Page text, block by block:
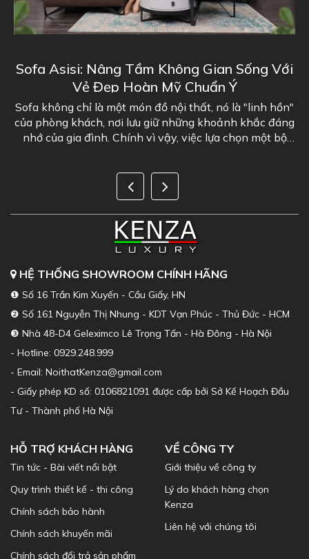
Gian Sống Với
nó là "linh hồn"
khoảnh khắc đáng
lựa chọn một bộ
Sofa Athena – Điểm Nhấn
Không Gian Phòng
Kenza Luxury vừa hoàn thiện và bàn
Athena cho khách hàng, mang đến
hoàn toàn mới cho không gian phòng
HỆ THỐNG SHOWROOM CHÍNH HÃNG
❶ Số 16 Trần Kim Xuyến - Cầu Giấy, HN
❷ Số 161 Nguyễn Thị Nhung - KDT Vạn Phúc - Thủ Đức - HCM
❸ Nhà 48-D4 Geleximco Lê Trọng Tấn - Hà Đông - Hà Nội
- Hotline: 0929.248.999
- Email: NoithatKenza@gmail.com
- Giấy phép KD số: 0106821091 được cấp bởi Sở Kế Hoạch Đầu
Tư - Thành phố Hà Nội
HỖ TRỢ KHÁCH HÀNG
Tin tức - Bài viết nổi bật
Quy trình thiết kế - thi công
Chính sách bảo hành
Chính sách khuyến mãi
Chính sách đổi trả sản phẩm
VỀ CÔNG TY
Giới thiệu về công ty
Lý do khách hàng chọn
Kenza
Liên hệ với chúng tôi